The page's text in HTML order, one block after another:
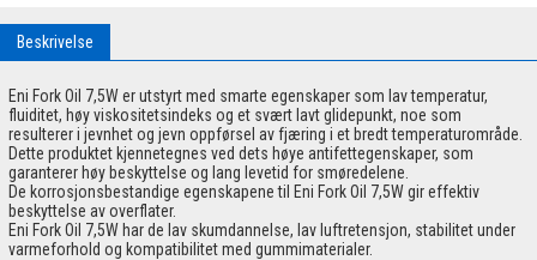
Beskrivelse
Eni Fork Oil 7,5W er utstyrt med smarte egenskaper som lav temperatur,
fluiditet, høy viskositetsindeks og et svært lavt glidepunkt, noe som
resulterer i jevnhet og jevn oppførsel av fjæring i et bredt temperaturområde.
Dette produktet kjennetegnes ved dets høye antifettegenskaper, som
garanterer høy beskyttelse og lang levetid for smøredelene.
De korrosjonsbestandige egenskapene til Eni Fork Oil 7,5W gir effektiv
beskyttelse av overflater.
Eni Fork Oil 7,5W har de lav skumdannelse, lav luftretensjon, stabilitet under
varmeforhold og kompatibilitet med gummimaterialer.